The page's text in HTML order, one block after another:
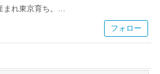
れ東京育ち。
イン専門学校卒業後、某航空会社でグラン
税店販売員→ライターをしつつ、都内OL
ステイを経て、2年目のワーキングホリ
フォロー